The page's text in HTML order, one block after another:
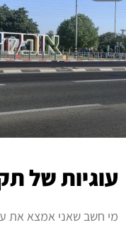
עוגיות של
מי חשב שאני אמצא את